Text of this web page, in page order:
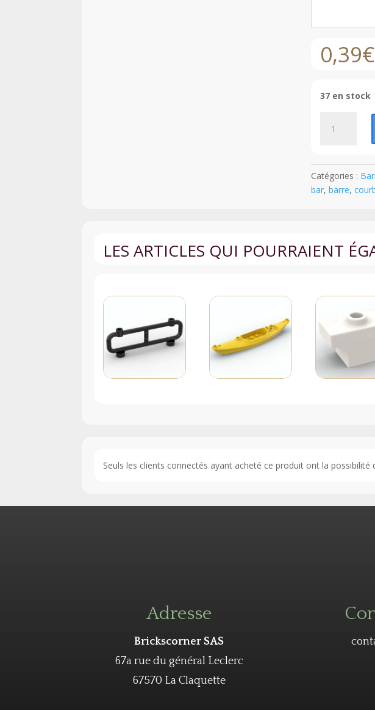
0,39€
37 en stock
Courbe
avec
Plaque
Ronde
1
4042
Transparent
Catégories :
bar, barre,
LES ARTICLES QUI POURRAIENT
Seuls les clients connectés ayant acheté ce produit ont la possibilité
Adresse
Brickscorner SAS
67a rue du général Leclerc
67570 La Claquette